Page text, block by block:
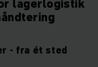
lagerlogistik
- fra ét sted